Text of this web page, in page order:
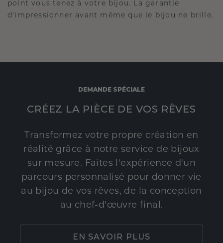
point vous tenez à votre bijou. La garantie
d'impressionner avant même que le bijou ne brille.
DEMANDE SPÉCIALE
CRÉEZ LA PIÈCE DE VOS RÊVES
Transformez votre propre création en
réalité grâce à notre service de bijoux
sur mesure. Faites l'expérience d'un
parcours personnalisé pour donner vie
au bijou de vos rêves, de la conception
au chef-d'œuvre final.
EN SAVOIR PLUS